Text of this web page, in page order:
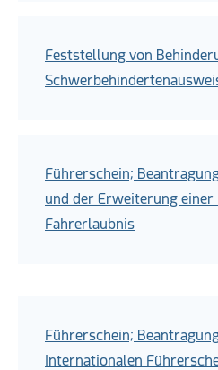
Feststellung von
Führerschein;
und der Erweiterung einer
Fahrerlaubnis
Führerschein;
Internationalen